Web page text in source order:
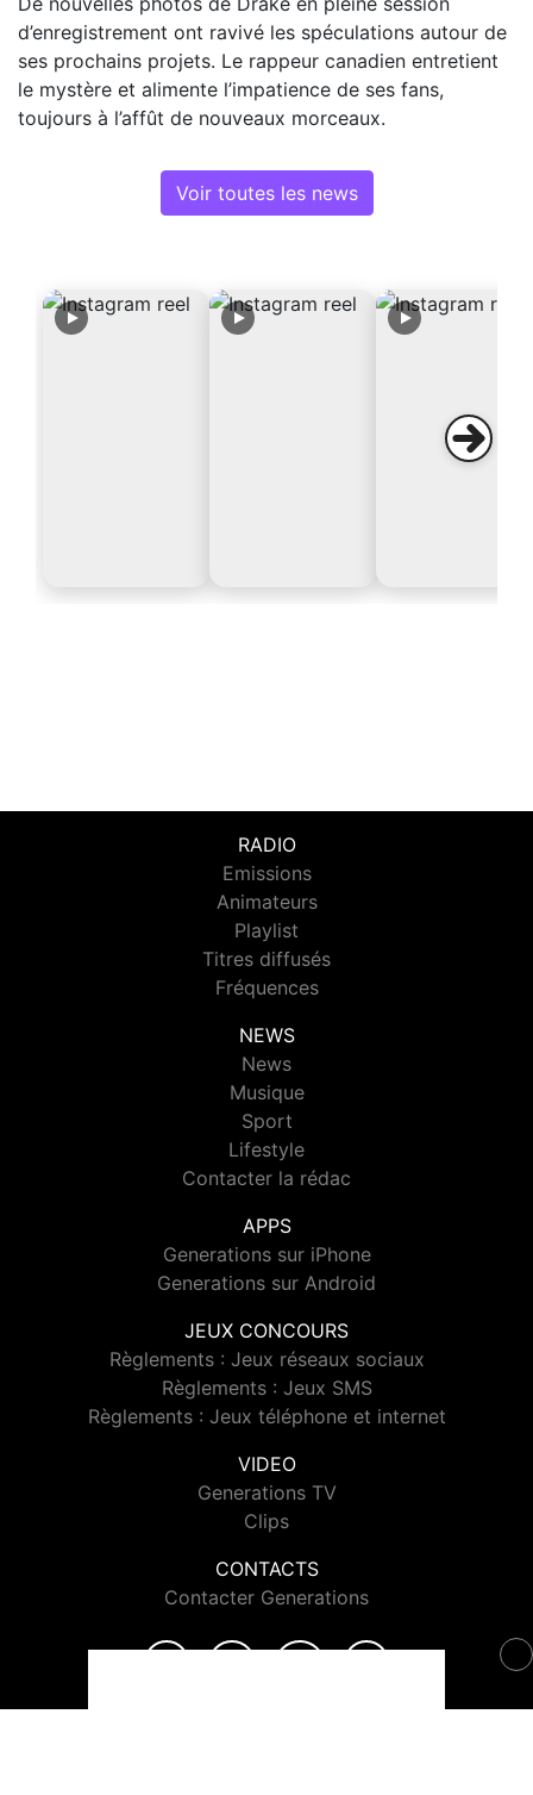
d’enregistrement ont ravivé les spéculations autour de
ses prochains projets. Le rappeur canadien entretient
le mystère et alimente l’impatience de ses fans,
toujours à l’affût de nouveaux morceaux.
Voir toutes les news
RADIO
Emissions
Animateurs
Playlist
Titres diffusés
Fréquences
NEWS
News
Musique
Sport
Lifestyle
Contacter la rédac
APPS
Generations sur iPhone
Generations sur Android
JEUX CONCOURS
Règlements : Jeux réseaux sociaux
Règlements : Jeux SMS
Règlements : Jeux téléphone et internet
VIDEO
Generations TV
Clips
CONTACTS
Contacter Generations